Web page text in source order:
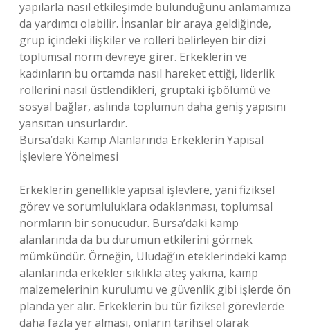
yapılarla nasıl etkileşimde bulunduğunu anlamamıza
da yardımcı olabilir. İnsanlar bir araya geldiğinde,
grup içindeki ilişkiler ve rolleri belirleyen bir dizi
toplumsal norm devreye girer. Erkeklerin ve
kadınların bu ortamda nasıl hareket ettiği, liderlik
rollerini nasıl üstlendikleri, gruptaki işbölümü ve
sosyal bağlar, aslında toplumun daha geniş yapısını
yansıtan unsurlardır.
Bursa’daki Kamp Alanlarında Erkeklerin Yapısal
İşlevlere Yönelmesi
Erkeklerin genellikle yapısal işlevlere, yani fiziksel
görev ve sorumluluklara odaklanması, toplumsal
normların bir sonucudur. Bursa’daki kamp
alanlarında da bu durumun etkilerini görmek
mümkündür. Örneğin, Uludağ’ın eteklerindeki kamp
alanlarında erkekler sıklıkla ateş yakma, kamp
malzemelerinin kurulumu ve güvenlik gibi işlerde ön
planda yer alır. Erkeklerin bu tür fiziksel görevlerde
daha fazla yer alması, onların tarihsel olarak